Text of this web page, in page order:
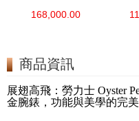
0002 18kt玫瑰金/鋼
168,000.00
商品資訊
展翅高飛：勞力士 Oyster
金腕錶，功能與美學的完